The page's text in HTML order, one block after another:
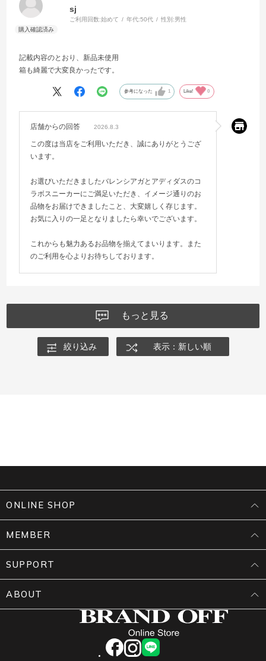
sj
ご利用回数:始めて 年代:50代 性別:男性
記載内容のとおり、新品未使用
箱も綺麗で大変良かったです。
参考になった 1 Like! 0
店舗からの回答 2026.8.3
この度は当店をご利用いただき、誠にありがとうござ
います。
お選びいただきましたバレンシアガとアディダスのコ
ラボスニーカーにご満足いただき、イメージ通りのお
品物をお届けできましたこと、大変嬉しく存じます。
お気に入りの一足となりましたら幸いでございます。
これからも魅力あるお品物を揃えてまいります。また
のご利用を心よりお待ちしております。
もっと見る
絞り込み 表示：新しい順
facebookinstagram
LINE
ONLINE SHOP
MEMBER
SUPPORT
ABOUT